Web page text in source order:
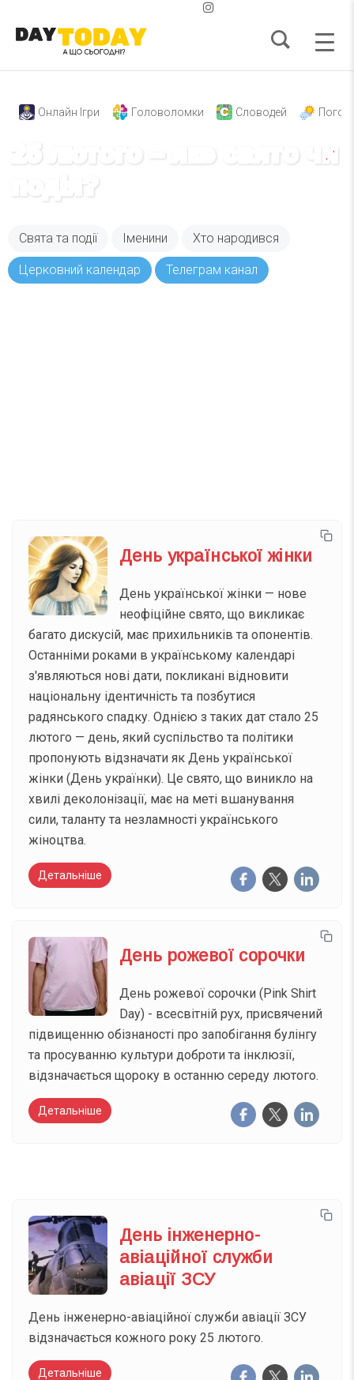
Онлайн Ігри Головоломки Словодей
25 лютого – яке свято чи
подія?
Свята та події Іменини Хто народився
Церковний календар Телеграм канал
День української жінки
День української жінки — нове
неофіційне свято, що викликає
багато дискусій, має прихильників та опонентів.
Останніми роками в українському календарі
з'являються нові дати, покликані відновити
національну ідентичність та позбутися
радянського спадку. Однією з таких дат стало 25
лютого — день, який суспільство та політики
пропонують відзначати як День української
жінки (День українки). Це свято, що виникло на
хвилі деколонізації, має на меті вшанування
сили, таланту та незламності українського
жіноцтва.
Детальніше
День рожевої сорочки
День рожевої сорочки (Pink Shirt
Day) - всесвітній рух, присвячений
підвищенню обізнаності про запобігання булінгу
та просуванню культури доброти та інклюзії,
відзначається щороку в останню середу лютого.
Детальніше
День інженерно-
авіаційної служби
авіації ЗСУ
День інженерно-авіаційної служби авіації ЗСУ
відзначається кожного року 25 лютого.
Детальніше